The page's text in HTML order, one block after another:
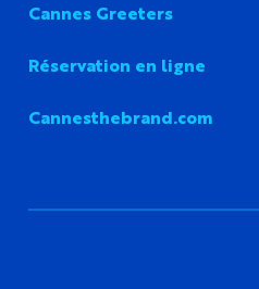
Cannes Greeters
Réservation en ligne
Cannesthebrand.com